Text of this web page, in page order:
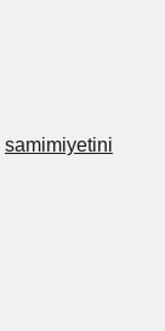
samimiyetini